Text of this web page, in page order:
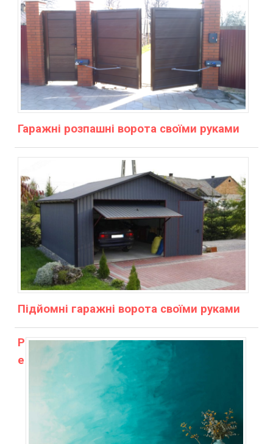
Гаражні розпашні ворота своїми руками
Підйомні гаражні ворота своїми руками
Р
е